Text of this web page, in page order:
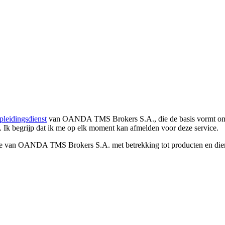
van OANDA TMS Brokers S.A., die de basis vormt
Ik begrijp dat ik me op elk moment kan afmelden voor deze service.
OANDA TMS Brokers S.A. met betrekking tot producten en